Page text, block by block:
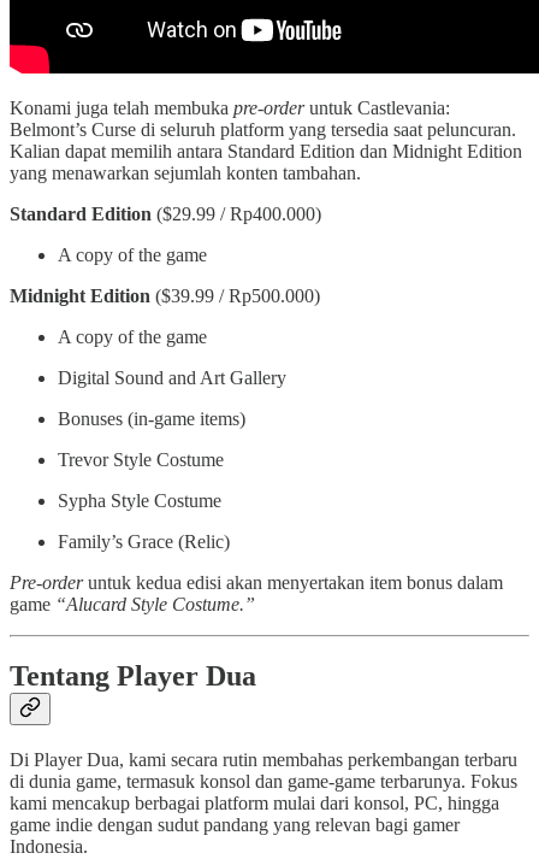
Konami juga telah membuka pre-orderuntuk Castlevania:
Belmont’s Curse di seluruh platform yang tersedia saat peluncuran.
Kalian dapat memilih antara Standard Edition dan Midnight Edition
yang menawarkan sejumlah konten tambahan.
Standard Edition ($29.99 / Rp400.000)
A copy of the game
Midnight Edition ($39.99 / Rp500.000)
A copy of the game
Digital Sound and Art Gallery
Bonuses (in-game items)
Trevor Style Costume
Sypha Style Costume
Family’s Grace (Relic)
Pre-orderuntuk kedua edisi akan menyertakan item bonus dalam
game “Alucard Style Costume.”
Tentang Player Dua
Di Player Dua, kami secara rutin membahas perkembangan terbaru
di dunia game, termasuk konsol dan game-game terbarunya. Fokus
kami mencakup berbagai platform mulai dari konsol, PC, hingga
game indie dengan sudut pandang yang relevan bagi gamer
Indonesia.